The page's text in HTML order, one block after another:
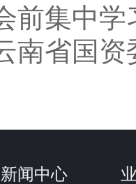
前集中学
南省国资
新闻中心